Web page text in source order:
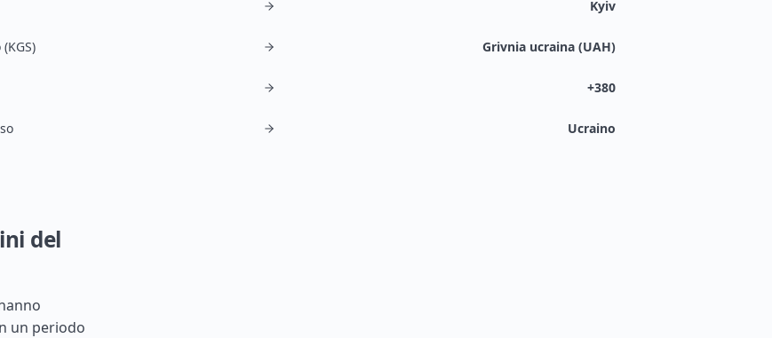
Kyiv
Grivnia ucraina (UAH)
+380
Ucraino
del
un periodo